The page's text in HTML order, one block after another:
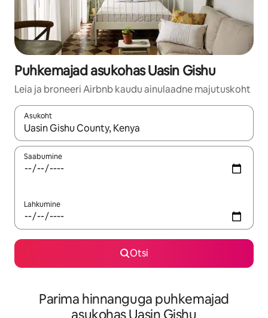
Puhkemajad asukohas Uasin Gishu
Leia ja broneeri Airbnb kaudu ainulaadne majutuskoht
Asukoht
Kui tulemused on kuvatud, liigu ekraanil nooleklahvidega või
Saabumine
Lahkumine
Otsi
Parima hinnanguga puhkemajad